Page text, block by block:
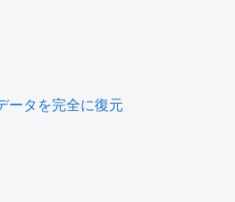
ータを完全に復元